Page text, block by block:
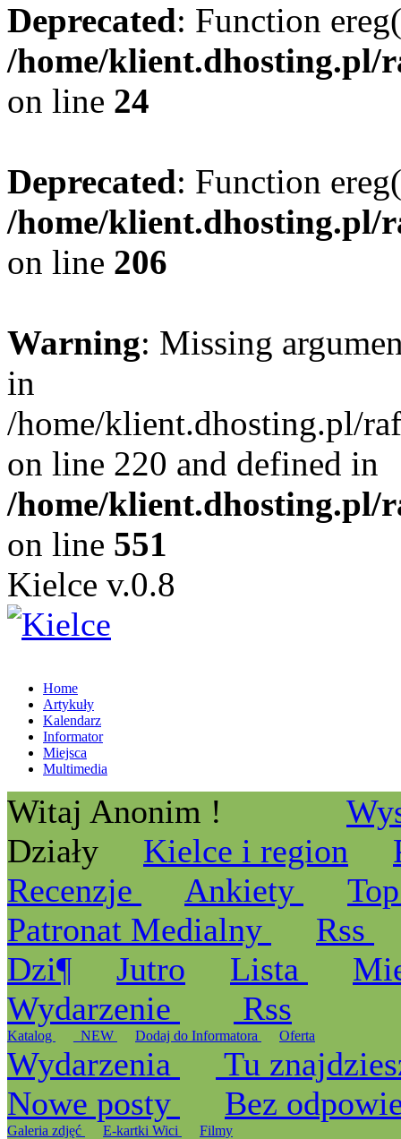
Deprecated: Function
/home/klient.dhosting.pl/
on line 24
Deprecated: Function
/home/klient.dhosting.pl/
on line 206
Warning: Missing
in
/home/klient.dhosting.pl/
on line 220 and defined in
/home/klient.dhosting.pl/
on line 551
Kielce v.0.8
Home
Artykuły
Kalendarz
Informator
Miejsca
Multimedia
Witaj Anonim !
Działy
Kielce i region
Recenzje
Ankiety
Patronat Medialny
Rss
Dzi¶
Jutro Lista
Wydarzenie
Rss
Katalog _NEW Dodaj do Informatora Oferta
Wydarzenia
Tu
Nowe posty
Bez
Galeria zdjęć E-kartki Wici Filmy